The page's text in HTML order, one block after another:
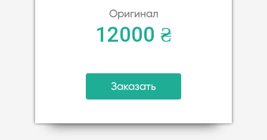
Оригинал
12000 ₴
Заказать